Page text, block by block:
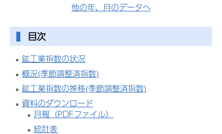
他の年、月のデータへ
目次
鉱工業指数の状況
概況(季節調整済指数)
鉱工業指数の推移(季節調整済指数)
資料のダウンロード
月報（PDFファイル）
統計表